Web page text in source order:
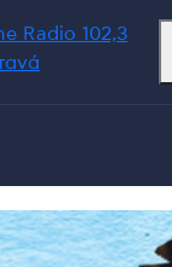
Radio 102,3